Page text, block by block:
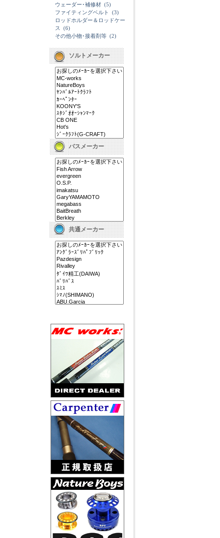
ウェーダー･補修材 (5)
ファイティングベルト
(3)
ロッドホルダー＆ロッドケー
ス
(6)
その他小物･接着剤等 (2)
ソルトメーカー
バスメーカー
共通メーカー